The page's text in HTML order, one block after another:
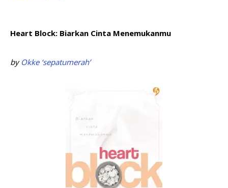
Heart Block: Biarkan Cinta Menemukanmu
by Okke ‘sepatumerah’